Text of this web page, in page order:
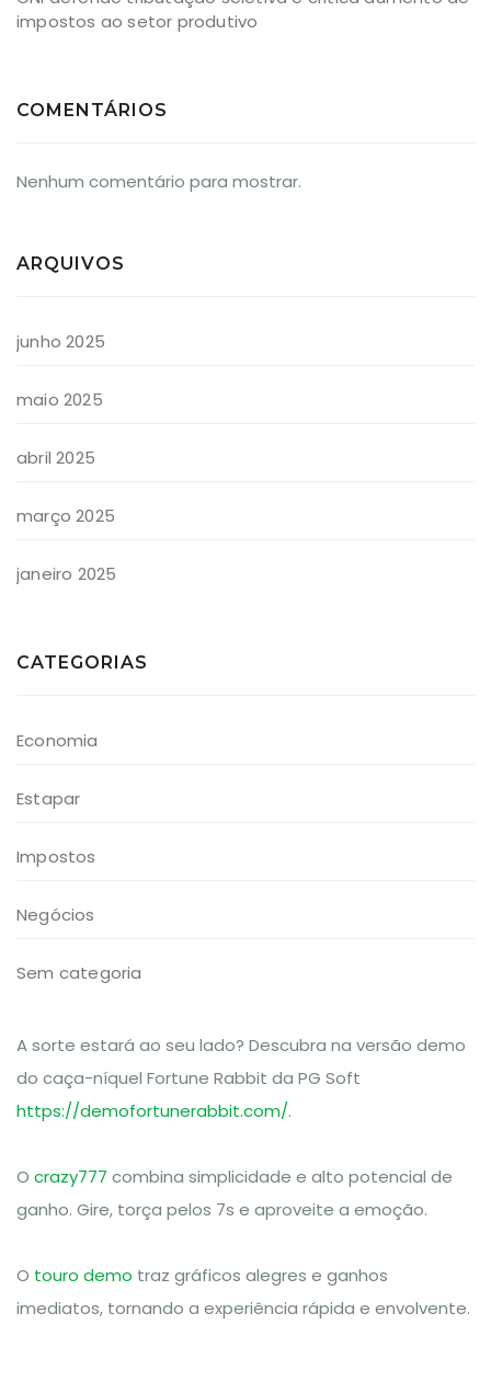
impostos ao setor produtivo
COMENTÁRIOS
Nenhum comentário para mostrar.
ARQUIVOS
junho 2025
maio 2025
abril 2025
março 2025
janeiro 2025
CATEGORIAS
Economia
Estapar
Impostos
Negócios
Sem categoria
A sorte estará ao seu lado? Descubra na versão demo
do caça-níquel Fortune Rabbit da PG Soft
https://demofortunerabbit.com/.
O crazy777 combina simplicidade e alto potencial de
ganho. Gire, torça pelos 7s e aproveite a emoção.
O touro demo traz gráficos alegres e ganhos
imediatos, tornando a experiência rápida e envolvente.